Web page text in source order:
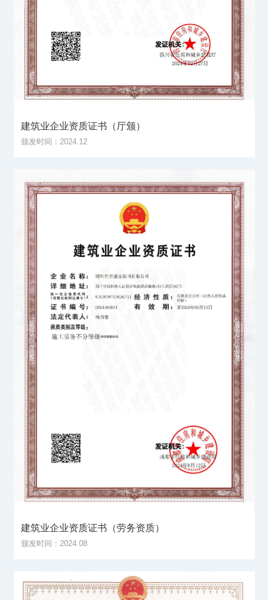
建筑业企业资质证书（厅颁）
颁发时间：2024.12
建筑业企业资质证书（劳务资质）
颁发时间：2024.08